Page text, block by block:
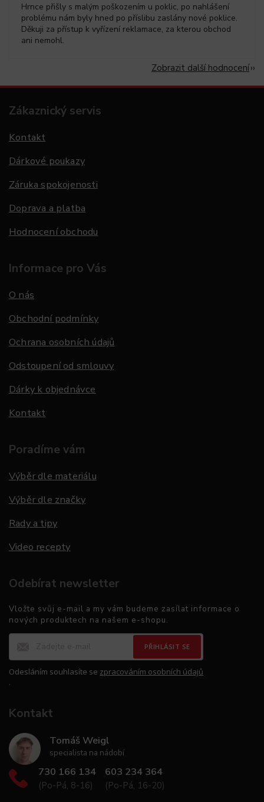
Hrnce přišly s malým poškozením u poklic, po nahlášení
problému nám byly hned po příslibu zaslány nové poklice.
Děkuji za přístup k vyřízení reklamace, za kterou obchod
ani nemohl.
Zobrazit další hodnocení
Zákaznický servis
Kontakt
Dárkové poukazy
Záruka spokojenosti
Doprava a platba
Hodnocení obchodu
Informace pro Vás
O nás
Obchodní podmínky
Ochrana osobních údajů
Odstoupení od smlouvy
Dárky k objednávce
Kontakt
Poradíme vám
Výběr dle materiálu
Výběr dle značky
Rady a tipy
Video recepty
Odebírat newsletter
Vložte svůj e-mail a my vám budeme zasílat informace o
nových produktech na našem e-shopu.
PŘIHLÁSIT SE
Odesláním souhlasíte se zpracováním osobních údajů
.
Kontakt
Tomáš Weigl
specialista na nádobí
730 166 134
(Po-Pá, 8-16)
603 234 364
(Po-Pá, 16-20)